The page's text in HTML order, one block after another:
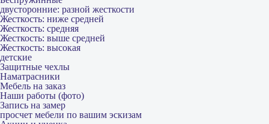
двусторонние: разной жесткости
Жесткость: ниже средней
Жесткость: средняя
Жесткость: выше средней
Жесткость: высокая
детские
Защитные чехлы
Наматрасники
Мебель на заказ
Наши работы (фото)
Запись на замер
просчет мебели по вашим эскизам